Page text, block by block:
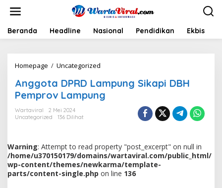
t
Beranda Headline Nasional Pendidikan Ekbis
Homepage / Uncategorized
g
g
o
R
D
L
a
Anggota DPRD Lampung Sikapi DBH
Pemprov Lampung
Wartaviral
2 Mei 2024
Uncategorized
136 Dilihat
Warning: Attempt to read property "post_excerpt" on null in
/home/u370150179/domains/wartaviral.com/public_html/
wp-content/themes/newkarma/template-
parts/content-single.php on line 136